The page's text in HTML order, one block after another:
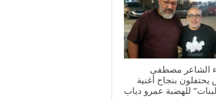
الشاعر مصطفى
يحتفلون بنجاح أغنية
للهضبة عمرو دياب